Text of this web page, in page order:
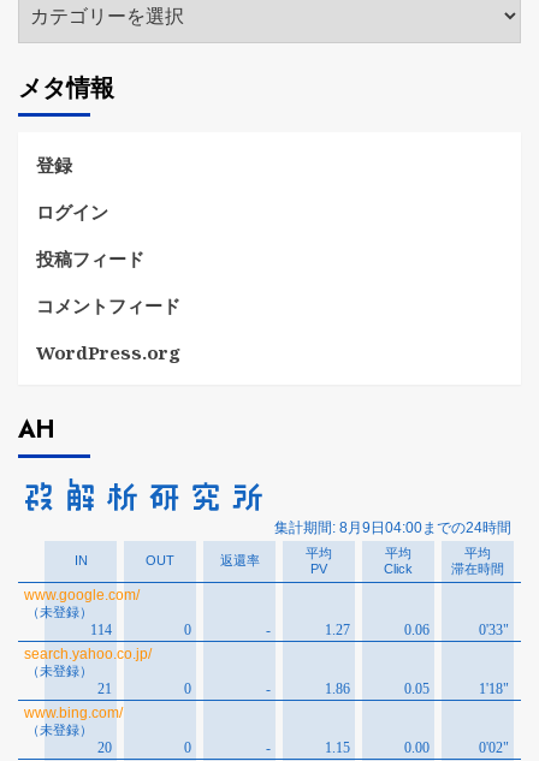
テ
リ
ー
メタ情報
登録
ログイン
投稿フィード
コメントフィード
WordPress.org
AH